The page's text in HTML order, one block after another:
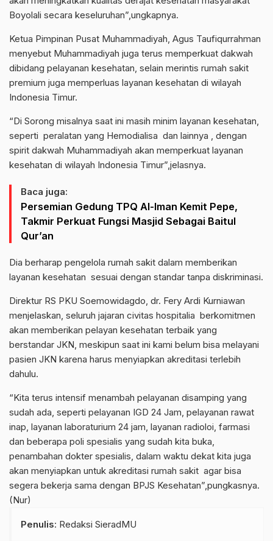
Boyolali secara keseluruhan”,ungkapnya.
Ketua Pimpinan Pusat Muhammadiyah, Agus Taufiqurrahman
menyebut Muhammadiyah juga terus memperkuat dakwah
dibidang pelayanan kesehatan, selain merintis rumah sakit
premium juga memperluas layanan kesehatan di wilayah
Indonesia Timur.
“Di Sorong misalnya saat ini masih minim layanan kesehatan,
seperti peralatan yang Hemodialisa dan lainnya , dengan
spirit dakwah Muhammadiyah akan memperkuat layanan
kesehatan di wilayah Indonesia Timur”,jelasnya.
Baca juga:
Persemian Gedung TPQ Al-Iman Kemit Pepe,
Takmir Perkuat Fungsi Masjid Sebagai Baitul
Qur’an
Dia berharap pengelola rumah sakit dalam memberikan
layanan kesehatan sesuai dengan standar tanpa diskriminasi.
Direktur RS PKU Soemowidagdo, dr. Fery Ardi Kurniawan
menjelaskan, seluruh jajaran civitas hospitalia berkomitmen
akan memberikan pelayan kesehatan terbaik yang
berstandar JKN, meskipun saat ini kami belum bisa melayani
pasien JKN karena harus menyiapkan akreditasi terlebih
dahulu.
“Kita terus intensif menambah pelayanan disamping yang
sudah ada, seperti pelayanan IGD 24 Jam, pelayanan rawat
inap, layanan laboraturium 24 jam, layanan radioloi, farmasi
dan beberapa poli spesialis yang sudah kita buka,
penambahan dokter spesialis, dalam waktu dekat kita juga
akan menyiapkan untuk akreditasi rumah sakit agar bisa
segera bekerja sama dengan BPJS Kesehatan”,pungkasnya.
(Nur)
Penulis: Redaksi SieradMU